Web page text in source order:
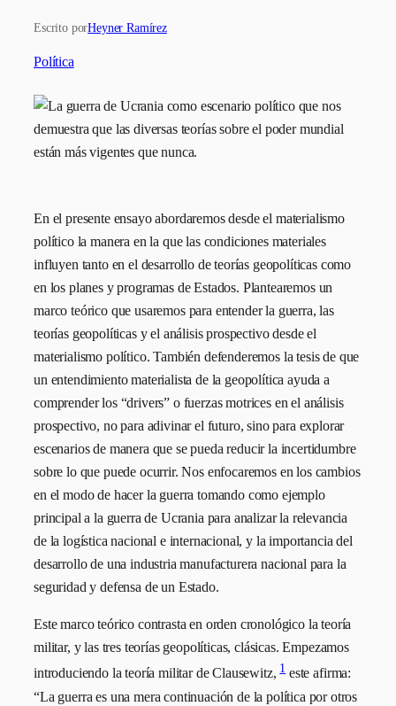
Escrito porHeyner Ramírez
Política
En el presente ensayo abordaremos desde el materialismo
político la manera en la que las condiciones materiales
influyen tanto en el desarrollo de teorías geopolíticas como
en los planes y programas de Estados. Plantearemos un
marco teórico que usaremos para entender la guerra, las
teorías geopolíticas y el análisis prospectivo desde el
materialismo político. También defenderemos la tesis de que
un entendimiento materialista de la geopolítica ayuda a
comprender los “drivers” o fuerzas motrices en el análisis
prospectivo, no para adivinar el futuro, sino para explorar
escenarios de manera que se pueda reducir la incertidumbre
sobre lo que puede ocurrir. Nos enfocaremos en los cambios
en el modo de hacer la guerra tomando como ejemplo
principal a la guerra de Ucrania para analizar la relevancia
de la logística nacional e internacional, y la importancia del
desarrollo de una industria manufacturera nacional para la
seguridad y defensa de un Estado.
Este marco teórico contrasta en orden cronológico la teoría
militar, y las tres teorías geopolíticas, clásicas. Empezamos
introduciendo la teoría militar de Clausewitz,1este afirma:
“La guerra es una mera continuación de la política por otros